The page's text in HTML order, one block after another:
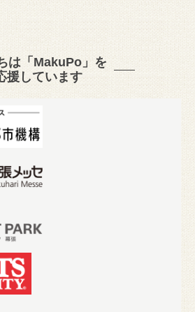
は「MakuPo」を
援しています